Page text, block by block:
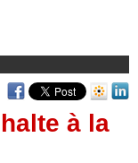
à la